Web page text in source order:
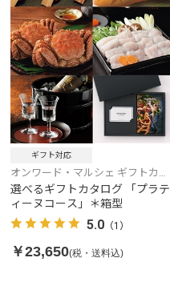
ギフト対応
オンワード・マルシェ ギフトカタ
ログ
選べるギフトカタログ 「プラテ
ィーヌコース」＊箱型
5.0 （1）
￥23,650(税・送料込)